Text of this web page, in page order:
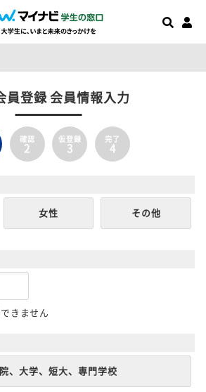
員登録 会員情報入力
確認
2
仮登録
3
完了
4
女性 その他
きません
、大学、短大、専門学校